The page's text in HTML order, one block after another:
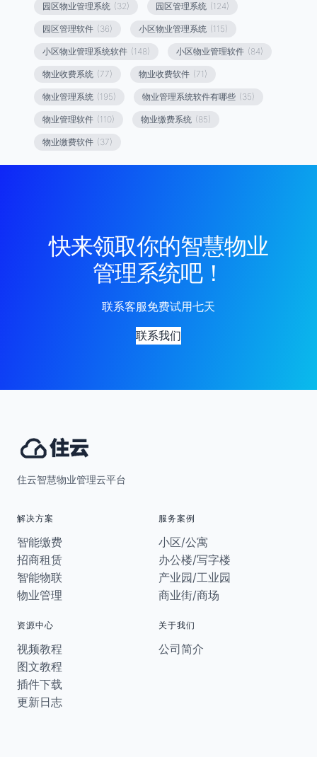
园区物业管理系统 (32) 园区管理系统 (124)
园区管理软件 (36) 小区物业管理系统 (115)
小区物业管理系统软件 (148) 小区物业管理软件 (84)
物业收费系统 (77) 物业收费软件 (71)
物业管理系统 (195) 物业管理系统软件有哪些 (35)
物业管理软件 (110) 物业缴费系统 (85)
物业缴费软件 (37)
快来领取你的智慧物业
管理系统吧！
联系客服免费试用七天
联系我们
住云智慧物业管理云平台
解决方案
智能缴费
招商租赁
智能物联
物业管理
服务案例
小区/公寓
办公楼/写字楼
产业园/工业园
商业街/商场
资源中心
视频教程
图文教程
插件下载
更新日志
关于我们
公司简介